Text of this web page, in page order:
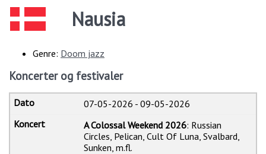
Nausia
Genre: Doom jazz
Koncerter og festivaler
07-05-2026 -09-05-2026
A Colossal Weekend 2026: Russian
Circles, Pelican, Cult Of Luna, Svalbard,
Sunken, m.fl.